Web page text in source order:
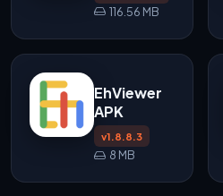
116.56 MB
EhViewer
APK
v1.8.8.3
8 MB